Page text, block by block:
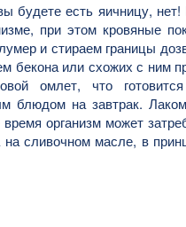
будете есть яичницу, нет!
при этом кровяные
и стираем границы
бекона или схожих с ним
омлет, что
блюдом на завтрак.
организм может
сливочном масле, в